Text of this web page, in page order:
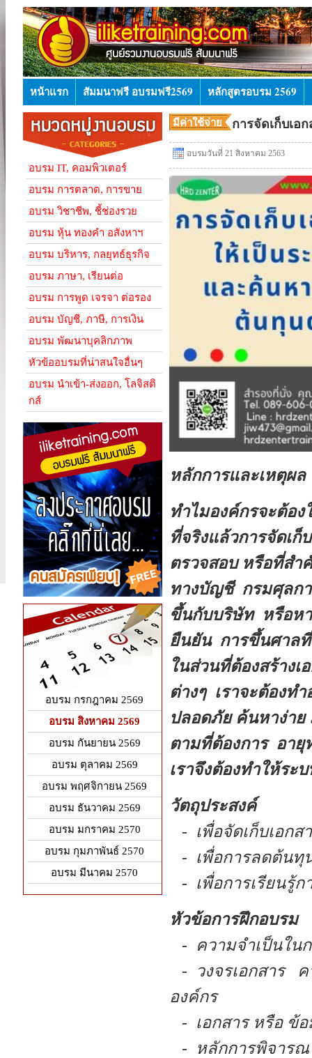
หน้าแรก สัมมนาฟรี อบรมฟรี2569 หลักสูตรอบรม 2569
อบรม IT, คอมพิวเตอร์
อบรม การตลาด, การขาย
อบรม วิชาชีพ, ชี้ช่องรวย
อบรม หุ้น ทองคำ อสังหาฯ
อบรม บริหาร, กลยุทธ์ธุรกิจ
อบรม ภาษา, เรียนต่อ
อบรม การพูด เจรจา ต่อรอง
อบรม บัญชี, ภาษี, การเงิน
อบรม พัฒนาบุคลิกภาพ
หัวข้ออบรมที่น่าสนใจอื่นๆ
อบรม นำเข้า-ส่งออก, โลจิสติ
กส์
อบรม กรกฎาคม 2569
อบรม สิงหาคม 2569
อบรม กันยายน 2569
อบรม ตุลาคม 2569
อบรม พฤศจิกายน 2569
อบรม ธันวาคม 2569
อบรม มกราคม 2570
อบรม กุมภาพันธ์ 2570
อบรม มีนาคม 2570
มีค่าใช้จ่าย การจัดเก็บเอ
อบรมวันที่ 21 สิงหาคม 2563
หลักการและเหตุผล
ทำไมองค์กรจะต้อ
ที่จริงแล้วการจัดเก็
ตรวจสอบ หรือที่สำ
ทางบัญชี กรมศุลกา
ขึ้นกับบริษัท หรือหา
ยืนยัน การขึ้นศาลที่
ในส่วนที่ต้องสร้างเ
ต่างๆ เราจะต้องท
ปลอดภัย ค้นหาง่า
ตามที่ต้องการ อายุ
เราจึงต้องทำให้ระ
วัตถุประสงค์
- เพื่อจัดเก็บเอกส
- เพื่อการลดต้นทุ
- เพื่อการเรียนรู้ก
หัวข้อการฝึกอบรม
- ความจำเป็นใน
- วงจรเอกสาร ค
องค์กร
- เอกสาร หรือ ข้
- หลักการพิจารณ